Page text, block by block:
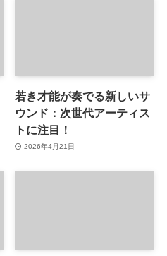
若き才能が奏でる新しいサ
ウンド：次世代アーティス
トに注目！
2026年4月21日